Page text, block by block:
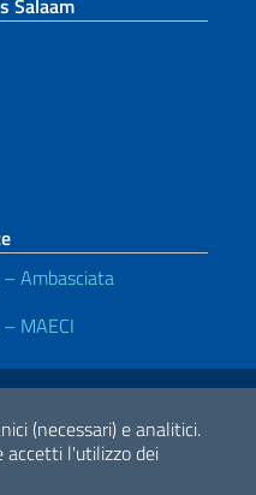
(necessari) e analitici.
accetti l'utilizzo dei
Salaam
Ambasciata
MAECI